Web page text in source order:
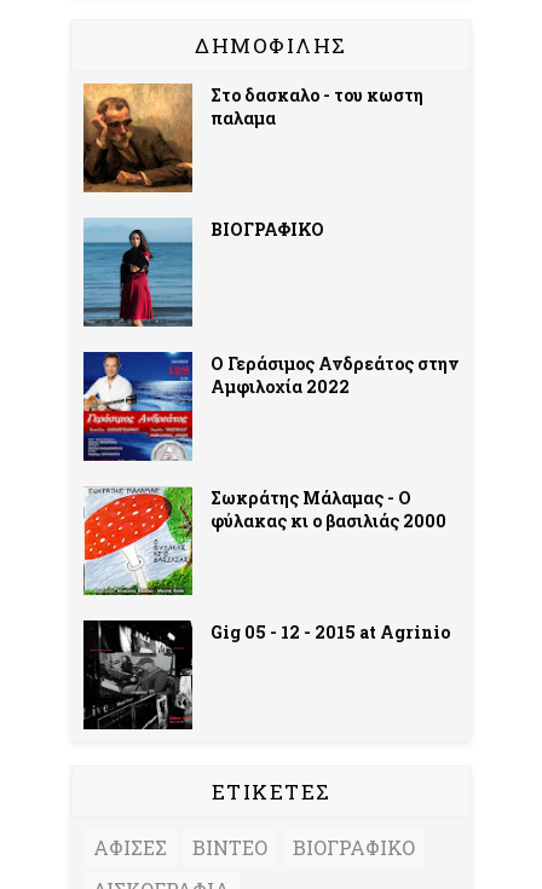
ΔΗΜΟΦΙΛΗΣ
Στο δασκαλο - του κωστη
παλαμα
ΒΙΟΓΡΑΦΙΚΟ
Ο Γεράσιμος Ανδρεάτος στην
Αμφιλοχία 2022
Σωκράτης Μάλαμας - Ο
φύλακας κι ο βασιλιάς 2000
Gig 05 - 12 - 2015 at Agrinio
ΕΤΙΚΕΤΕΣ
ΑΦΙΣΕΣ ΒΙΝΤΕΟ
ΒΙΟΓΡΑΦΙΚΟ